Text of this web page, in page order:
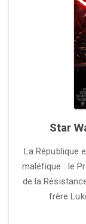
Star
La République
maléfique : le
de la
frère